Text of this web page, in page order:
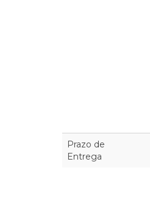
Prazo de
Entrega